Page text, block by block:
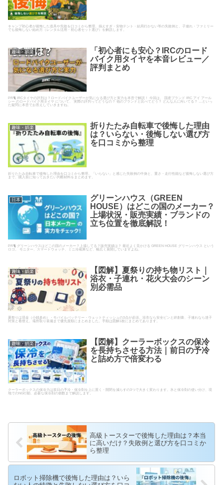
キャンプ初心者が後悔した道具や失敗を口コミから整理。揃えすぎ・安物テント・結局行かない等の失敗例と、子連れ・ファミリー
でも後悔しない始め方（レンタル活用・初心者セット選び）を解説します。
趣味・娯楽
「初心者にも安心？IRCのロード
バイク用タイヤを本音レビュー／
評判まとめ
PR🐈 IRCタイヤの評判は？ロードバイクユーザーが気になる選び方と実力を本音で解説！ 今回は、 国産ブランド IRC アイ アール
シー のロードバイク用タイヤ について、 実際の評判ってどうなの？ 他のブランドと比べてどう？ どんな人に向いてる？ …といっ
た疑問に本音でお答えしていきますね。
趣味・娯楽
折りたたみ自転車で後悔した理由
は？いらない・後悔しない選び方
を口コミから整理
折りたたみ自転車で後悔した理由を口コミから整理。「いらない」と感じた失敗例の中身と、重さ・走行性能など後悔しない選び方
まで、購入前に知っておきたい判断材料をまとめます。
日本
グリーンハウス（GREEN
HOUSE）はどこの国のメーカー？
上場状況・販売実績・ブランドの
立ち位置を徹底解説！
PR🐈 グリーンハウスはどこの国のメーカー？上場してる？販売実績は？ 最近よく見かける GREEN HOUSE グリーンハウス という
ロゴ。 モニター、スマートウォッチ、ミニ冷蔵庫など、幅広く展開していますよね。
趣味・娯楽
【図解】夏祭りの持ち物リスト｜
浴衣・子連れ・花火大会のシーン
別必需品
夏祭りは現金（小銭多め）・モバイルバッテリー・ウェットティッシュの3点が必須。浴衣なら安全ピンと絆創膏、子連れなら迷子
対策と着替え。場所取り装備まで優先度順にまとめました。手順は図解1枚にまとめてあります。
趣味・娯楽
【図解】クーラーボックスの保冷
を長持ちさせる方法｜前日の予冷
と詰め方で倍変わる
クーラーボックスの保冷力は前日の予冷・保冷剤を上に置く・開閉を減らすの3つで大きく変わります。氷と保冷剤の使い分け、現
地でのNG行動、必要な保冷剤の個数まで解説します。
高級トースターで後悔した理由は？本当
に高いだけ？失敗例と選び方を口コミか
ら整理
ロボット掃除機で後悔した理由は？いら